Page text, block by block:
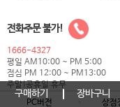
구매하기 장바구니
전화주문 불가!
1666-4327
평일 AM10:00 ~ PM 5:00
점심 PM 12:00 ~ PM13:00
주말|공휴일 휴무
PC버전 상점